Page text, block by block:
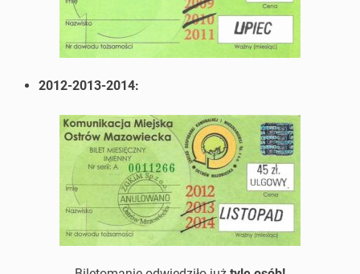
2012-2013-2014: